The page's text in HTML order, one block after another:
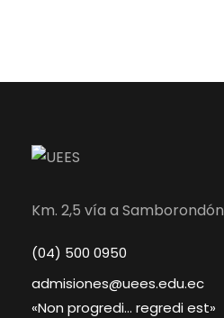
Km. 2,5 vía a Samborondón
(04) 500 0950
admisiones@uees.edu.ec
«Non progredi… regredi est»